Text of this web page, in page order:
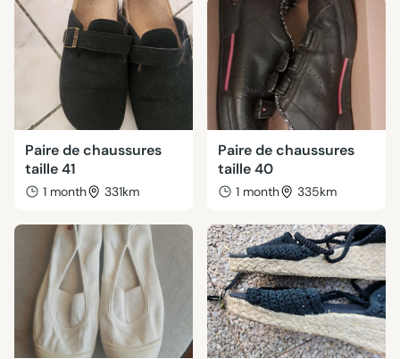
Paire de chaussures
taille 41
1 month 331km
Paire de chaussures
taille 40
1 month 335km